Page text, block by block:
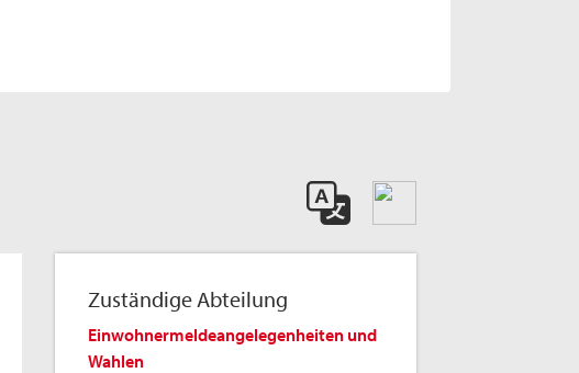
Zuständige Abteilung
Einwohnermeldeangelegenheiten und
Wahlen